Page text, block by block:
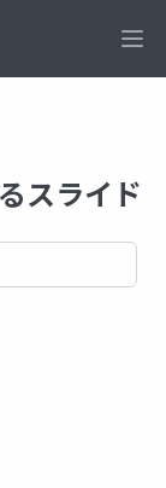
スライド